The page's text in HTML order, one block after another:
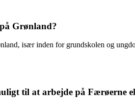
Grønland?
især inden for grundskolen og
til at arbejde på Færøerne